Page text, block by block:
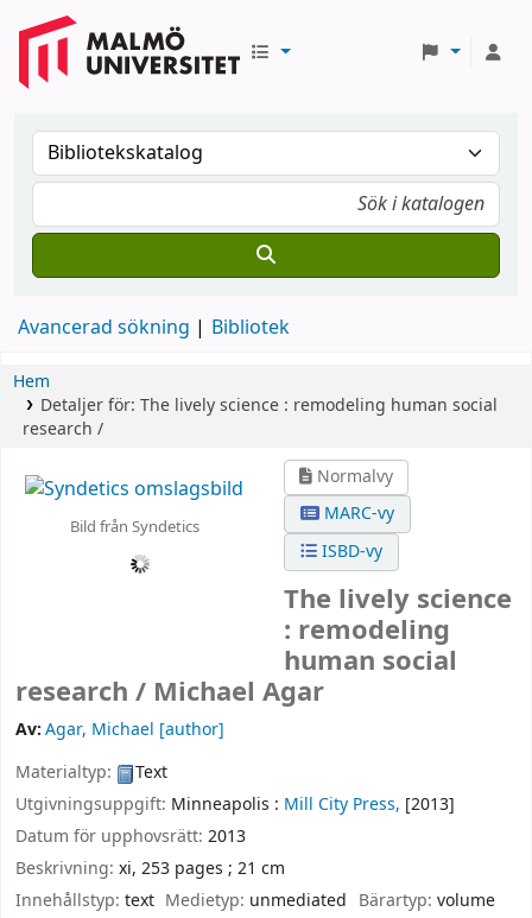
Avancerad sökning Bibliotek
Hem
Detaljer för: The lively science : remodeling human social
research /
Bild från Syndetics
Normalvy
MARC-vy
ISBD-vy
The lively science
: remodeling
human social
research / Michael Agar
Av:Agar, Michael [author]
Materialtyp:
Text
Utgivningsuppgift: Minneapolis : Mill City Press, [2013]
Datum för upphovsrätt: 2013
Beskrivning: xi, 253 pages ; 21 cm
Innehållstyp: text Medietyp: unmediated Bärartyp: volume